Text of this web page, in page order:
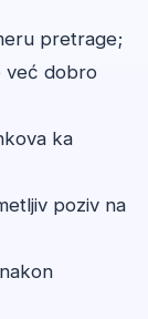
pretrage;
već dobro
ka
poziv na